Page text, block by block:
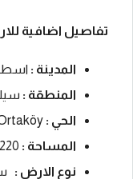
تفاصيل اضافية
المدينة :
المنطقة :
الحي :
المساحة :
نوع الارض :